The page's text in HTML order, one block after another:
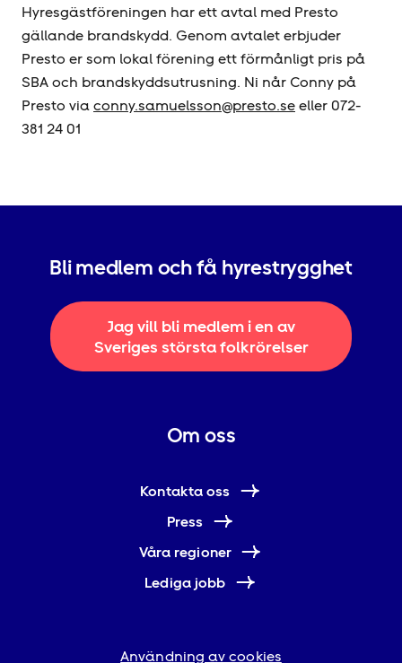
Hyresgäst­föreningen har ett avtal med Presto
gällande brandskydd. Genom avtalet erbjuder
Presto er som lokal förening ett förmånligt pris på
SBA och brandskyddsutrusning. Ni når Conny på
Presto viaconny.samuelsson@presto.seeller 072-
381 24 01
Bli medlem och få hyrestrygghet
Jag vill bli medlem i en av
Sveriges största folkrörelser
Om oss
Kontakta oss
Press
Våra regioner
Lediga jobb
Användning av cookies